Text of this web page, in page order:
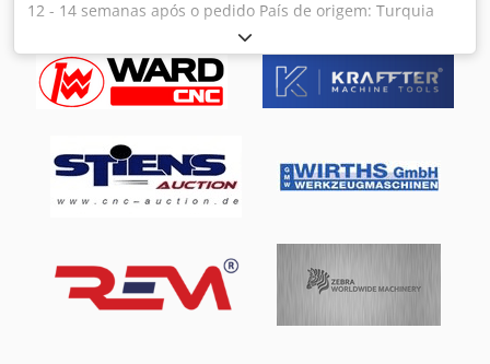
12 - 14 semanas após o pedido País de origem: Turquia
Preço: 94.900 € Taxa de leasing: 1.793,61 € Comprimento
de corte: 4.100 mm Espessura máxima da chapa - aço
carbono: 13 mm Espessura máxima da chapa - aço
inoxidável: 8 mm Garganta lateral: 350 mm Número de
prensores: 18 Pressão dos prensores: 62 ton Batente
traseiro: 1.000 mm Velocidade do batente traseiro: 200
mm/s Potência do motor: 30 kW Tanque de óleo: 330 l
da mesa: 550 mm Comprimento da mesa: 4.520 mm
Comprimento total: 5.350 mm Largura: 2.250 mm Largura
total com braço de apoio e grade de proteção traseira:
3.650 mm Altura: 2.250 mm Peso: 16.300 kg Execução com
corte oscilante Controle NC pré-selecionável D-Touch 7